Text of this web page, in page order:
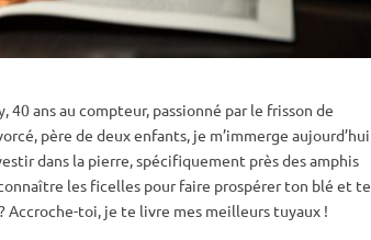
ans au compteur, passionné par le frisson de
père de deux enfants, je m’immerge aujourd’hui
dans la pierre, spécifiquement près des amphis
les ficelles pour faire prospérer ton blé et te
toi, je te livre mes meilleurs tuyaux !